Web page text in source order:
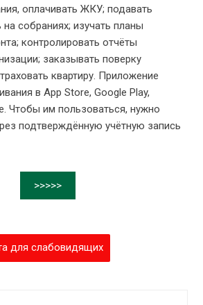
оплачивать ЖКУ; подавать
на собраниях; изучать планы
контролировать отчёты
заказывать поверку
квартиру. Приложение
в App Store, Google Play,
Чтобы им пользоваться, нужно
подтверждённую учётную запись
>>>>>
для слабовидящих